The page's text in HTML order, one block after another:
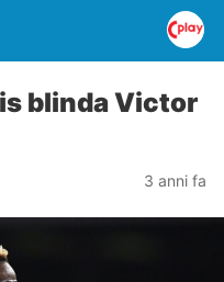
blinda Victor
3 anni fa